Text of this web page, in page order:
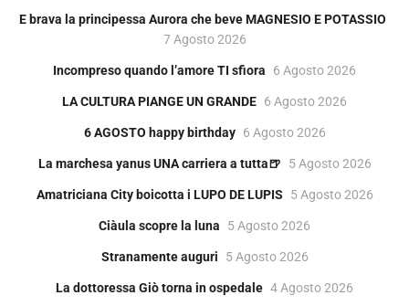
E brava la principessa Aurora che beve MAGNESIO E POTASSIO
7 Agosto 2026
Incompreso quando l’amore TI sfiora 6 Agosto 2026
LA CULTURA PIANGE UN GRANDE 6 Agosto 2026
6 AGOSTO happy birthday 6 Agosto 2026
La marchesa yanus UNA carriera a tutta🍺 5 Agosto 2026
Amatriciana City boicotta i LUPO DE LUPIS 5 Agosto 2026
Ciàula scopre la luna 5 Agosto 2026
Stranamente auguri 5 Agosto 2026
La dottoressa Giò torna in ospedale 4 Agosto 2026